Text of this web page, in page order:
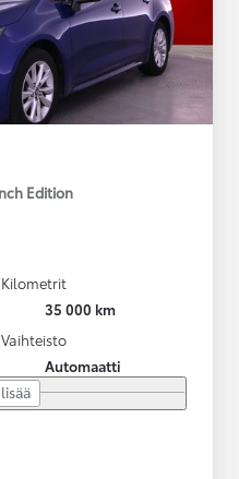
Edition
Kilometrit
35 000 km
Vaihteisto
Automaatti